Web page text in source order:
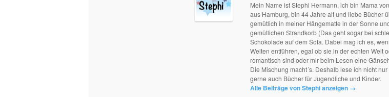
Mein Name ist Stephi Hermann, ich bin Mama
aus Hamburg, bin 44 Jahre alt und liebe Bücher
gemütlich in meiner Hängematte in der Sonne
gemütlichen Strandkorb (Das geht sogar bei
Schokolade auf dem Sofa. Dabei mag ich es,
Welten entführen, egal ob sie in der echten Welt
romantisch sind oder mir beim Lesen eine
Die Mischung macht´s. Deshalb lese ich nicht
gerne auch Bücher für Jugendliche und Kinder.
Alle Beiträge von Stephi anzeigen →